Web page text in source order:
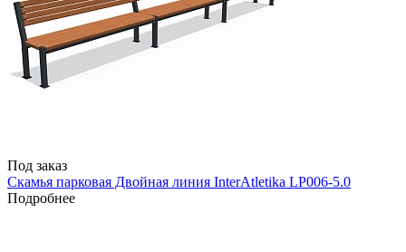
Под заказ
Скамья парковая Двойная линия InterAtletika LP006-5.0
Подробнее